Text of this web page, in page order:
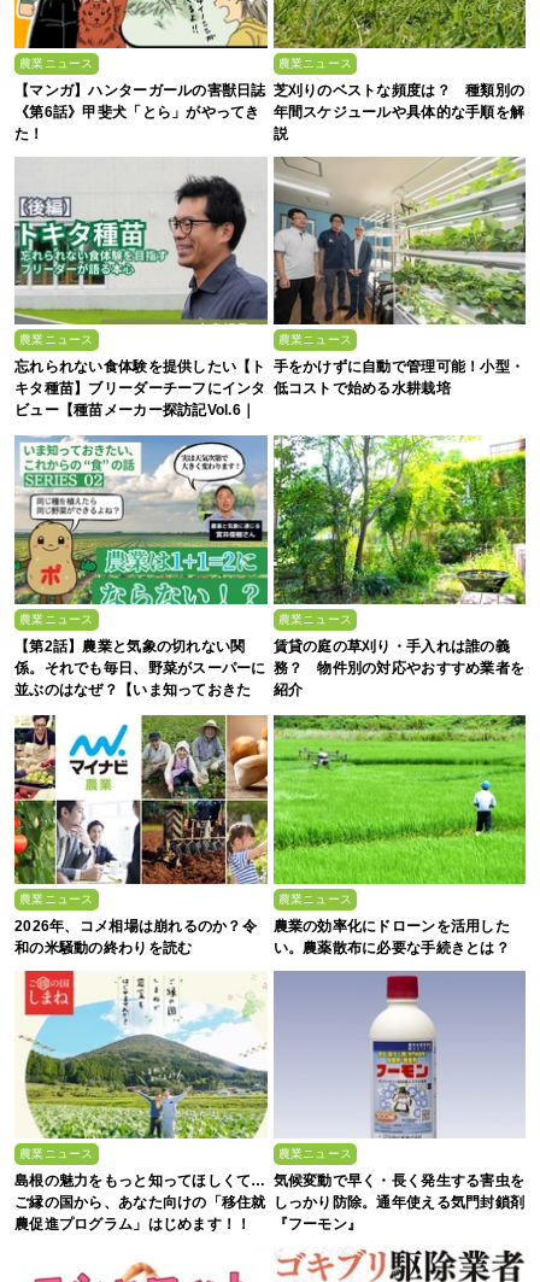
農業ニュース
【マンガ】ハンターガールの害獣日誌
《第6話》甲斐犬「とら」がやってき
た！
農業ニュース
芝刈りのベストな頻度は？ 種類別の
年間スケジュールや具体的な手順を解
説
農業ニュース
忘れられない食体験を提供したい【ト
キタ種苗】ブリーダーチーフにインタ
ビュー【種苗メーカー探訪記Vol.6｜
後編】
農業ニュース
手をかけずに自動で管理可能！小型・
低コストで始める水耕栽培
農業ニュース
【第2話】農業と気象の切れない関
係。それでも毎日、野菜がスーパーに
並ぶのはなぜ？【いま知っておきた
い、これからの”食”の話】
農業ニュース
賃貸の庭の草刈り・手入れは誰の義
務？ 物件別の対応やおすすめ業者を
紹介
農業ニュース
2026年、コメ相場は崩れるのか？令
和の米騒動の終わりを読む
農業ニュース
農業の効率化にドローンを活用した
い。農薬散布に必要な手続きとは？
農業ニュース
島根の魅力をもっと知ってほしくて…
ご縁の国から、あなた向けの「移住就
農促進プログラム」はじめます！！
農業ニュース
気候変動で早く・長く発生する害虫を
しっかり防除。通年使える気門封鎖剤
『フーモン』